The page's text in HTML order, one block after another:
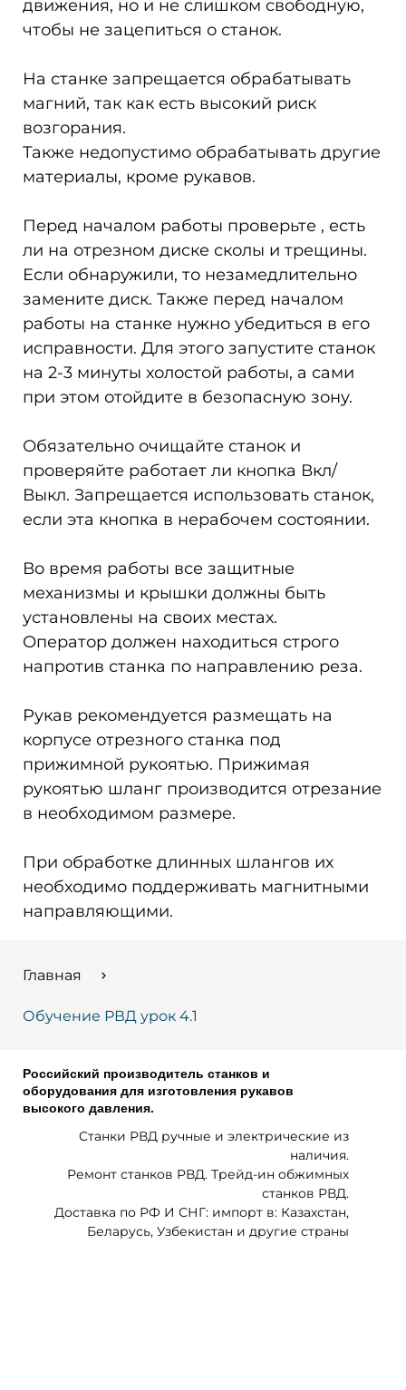
движения, но и не слишком свободную,
чтобы не зацепиться о станок.
На станке запрещается обрабатывать
магний, так как есть высокий риск
возгорания.
Также недопустимо обрабатывать другие
материалы, кроме рукавов.
Перед началом работы проверьте , есть
ли на отрезном диске сколы и трещины.
Если обнаружили, то незамедлительно
замените диск. Также перед началом
работы на станке нужно убедиться в его
исправности. Для этого запустите станок
на 2-3 минуты холостой работы, а сами
при этом отойдите в безопасную зону.
Обязательно очищайте станок и
проверяйте работает ли кнопка Вкл/
Выкл. Запрещается использовать станок,
если эта кнопка в нерабочем состоянии.
Во время работы все защитные
механизмы и крышки должны быть
установлены на своих местах.
Оператор должен находиться строго
напротив станка по направлению реза.
Рукав рекомендуется размещать на
корпусе отрезного станка под
прижимной рукоятью. Прижимая
рукоятью шланг производится отрезание
в необходимом размере.
При обработке длинных шлангов их
необходимо поддерживать магнитными
направляющими.
Главная
Обучение РВД урок 4.1
Cтанки РВД ручные и электрические из
наличия.
Ремонт станков РВД. Трейд-ин обжимных
станков РВД.
Доставка по РФ И СНГ: импорт в: Казахстан,
Беларусь, Узбекистан и другие страны
Российский производитель станков и
оборудования для изготовления рукавов
высокого давления.